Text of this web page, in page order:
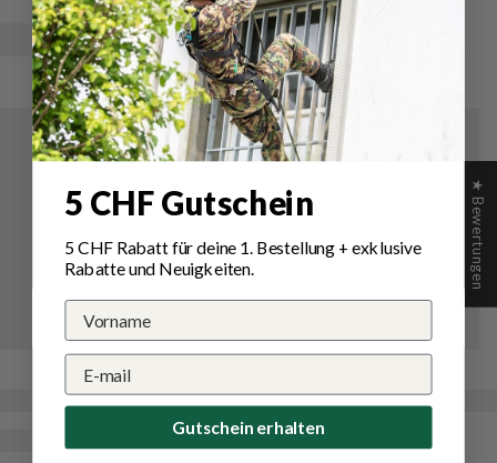
★ Bewertungen
5 CHF Gutschein
5 CHF Rabatt für deine 1. Bestellung+ exklusive
Rabatte und Neuigkeiten.
Gutschein erhalten